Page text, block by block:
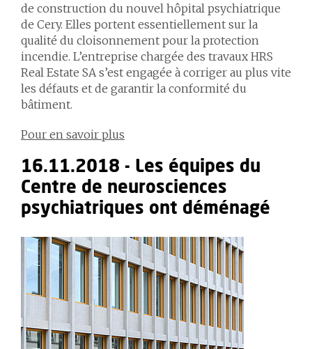
de construction du nouvel hôpital psychiatrique
de Cery. Elles portent essentiellement sur la
qualité du cloisonnement pour la protection
incendie. L’entreprise chargée des travaux HRS
Real Estate SA s’est engagée à corriger au plus vite
les défauts et de garantir la conformité du
bâtiment.
Pour en savoir plus
16.11.2018 - Les équipes du
Centre de neurosciences
psychiatriques ont déménagé